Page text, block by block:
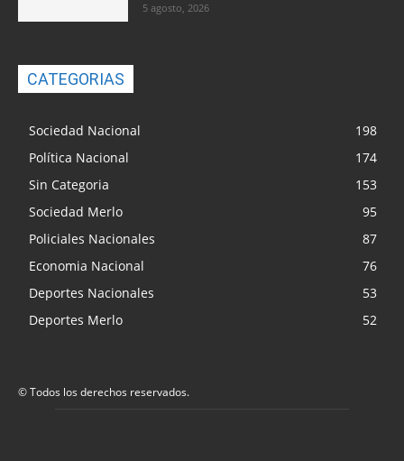
5 agosto, 2026
CATEGORIAS
Sociedad Nacional
198
Política Nacional
174
Sin Categoria
153
Sociedad Merlo
95
Policiales Nacionales
87
Economia Nacional
76
Deportes Nacionales
53
Deportes Merlo
52
© Todos los derechos reservados.